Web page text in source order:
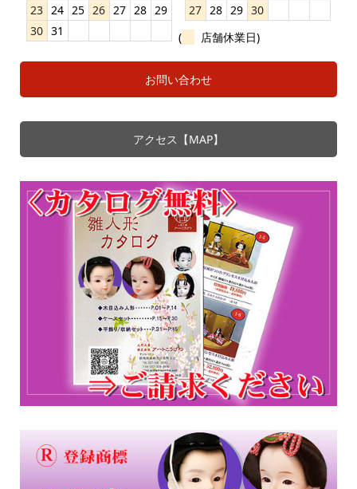
23 24 25 26 27 28 29
30 31
27 28 29 30
(
店舗休業日)
お問い合わせ
アクセス【MAP】